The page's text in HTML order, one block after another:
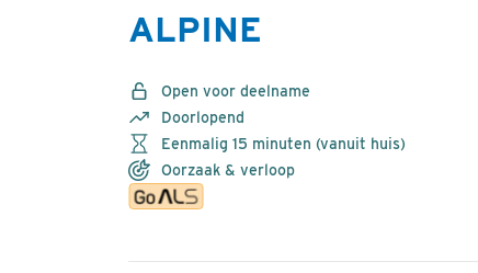
ALPINE
Open voor deelname
Doorlopend
Eenmalig 15 minuten (vanuit huis)
Oorzaak & verloop